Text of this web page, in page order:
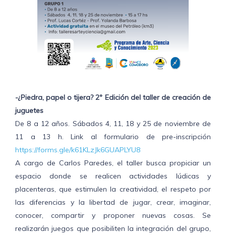
-¿Piedra, papel o tijera? 2º Edición del taller de creación de
juguetes
De 8 a 12 años. Sábados 4, 11, 18 y 25 de noviembre de
11 a 13 h. Link al formulario de pre-inscripción
https://forms.gle/k61KLzJk6GUAPLYU8
A cargo de Carlos Paredes, el taller busca propiciar un
espacio donde se realicen actividades lúdicas y
placenteras, que estimulen la creatividad, el respeto por
las diferencias y la libertad de jugar, crear, imaginar,
conocer, compartir y proponer nuevas cosas. Se
realizarán juegos que posibiliten la integración del grupo,